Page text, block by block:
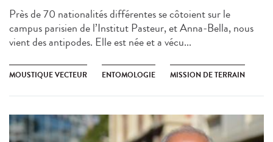
Près de 70 nationalités différentes se côtoient sur le
campus parisien de l’Institut Pasteur, et Anna-Bella, nous
vient des antipodes. Elle est née et a vécu...
MOUSTIQUE VECTEUR ENTOMOLOGIE MISSION DE TERRAIN